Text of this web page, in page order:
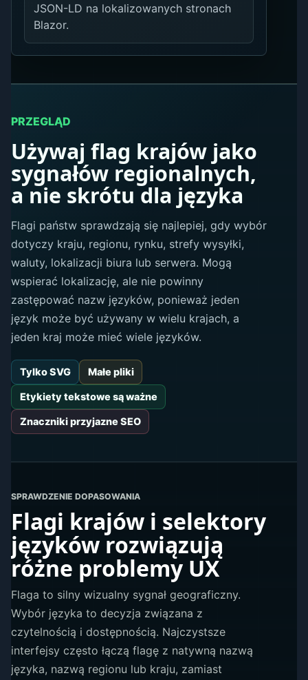
JSON-LD na lokalizowanych stronach
Blazor.
PRZEGLĄD
Używaj flag krajów jako
sygnałów regionalnych,
a nie skrótu dla języka
Flagi państw sprawdzają się najlepiej, gdy wybór
dotyczy kraju, regionu, rynku, strefy wysyłki,
waluty, lokalizacji biura lub serwera. Mogą
wspierać lokalizację, ale nie powinny
zastępować nazw języków, ponieważ jeden
język może być używany w wielu krajach, a
jeden kraj może mieć wiele języków.
Tylko SVG Małe pliki
Etykiety tekstowe są ważne
Znaczniki przyjazne SEO
SPRAWDZENIE DOPASOWANIA
Flagi krajów i selektory
języków rozwiązują
różne problemy UX
Flaga to silny wizualny sygnał geograficzny.
Wybór języka to decyzja związana z
czytelnością i dostępnością. Najczystsze
interfejsy często łączą flagę z natywną nazwą
języka, nazwą regionu lub kraju, zamiast